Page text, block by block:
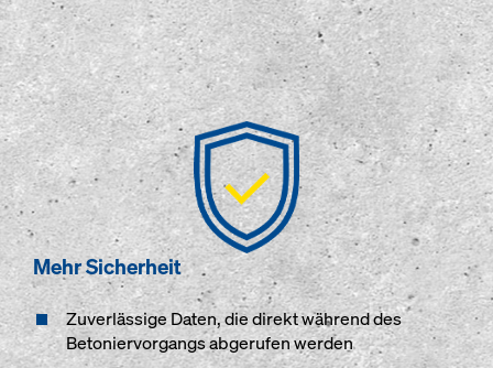
Mehr Sicherheit
Zuverlässige Daten, die direkt während des
Betoniervorgangs abgerufen werden